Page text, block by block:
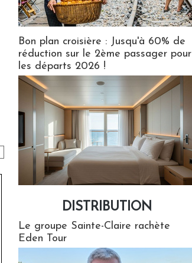
Bon plan croisière : Jusqu'à 60% de
réduction sur le 2ème passager pour
les départs 2026 !
DISTRIBUTION
Le groupe Sainte-Claire rachète
Eden Tour